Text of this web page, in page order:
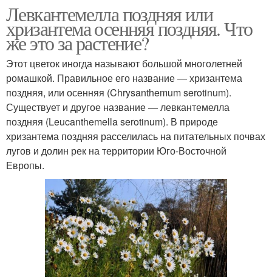
Левкантемелла поздняя или
хризантема осенняя поздняя. Что
же это за растение?
Этот цветок иногда называют большой многолетней
ромашкой. Правильное его название — хризантема
поздняя, или осенняя (Chrysanthemum serotinum).
Существует и другое название — левкантемелла
поздняя (Leucanthemella serotinum). В природе
хризантема поздняя расселилась на питательных почвах
лугов и долин рек на территории Юго-Восточной
Европы.